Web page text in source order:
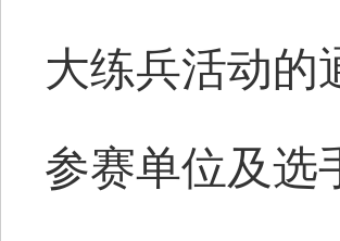
大练兵活动的
参赛单位及选